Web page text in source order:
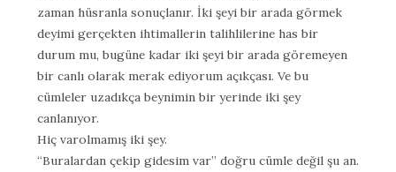
zaman hüsranla sonuçlanır. İki şeyi bir arada görmek
deyimi gerçekten ihtimallerin talihlilerine has bir
durum mu, bugüne kadar iki şeyi bir arada göremeyen
bir canlı olarak merak ediyorum açıkçası. Ve bu
cümleler uzadıkça beynimin bir yerinde iki şey
canlanıyor.
Hiç varolmamış iki şey.
“Buralardan çekip gidesim var” doğru cümle değil şu an.